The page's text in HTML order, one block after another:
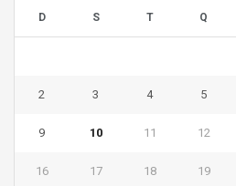
D S T Q
2 3 4 5
9 10 11 12
16 17 18 19